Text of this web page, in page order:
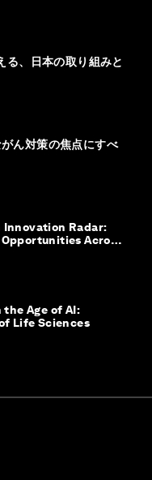
、日本の取り組みと
ん対策の焦点にすべ
Innovation Radar:
Across
Age of AI:
Life Sciences